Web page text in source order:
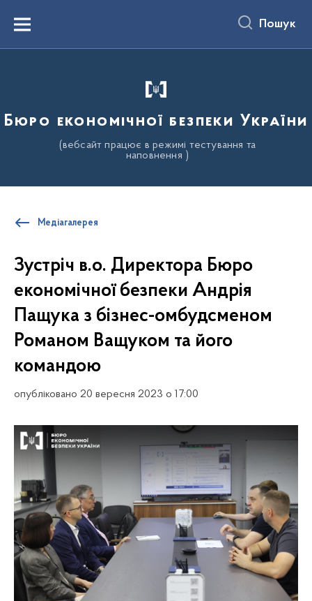
вмістуMenu Пошук
Бюро економічної безпеки України
(вебсайт працює в режимі тестування та
наповнення )
Медіагалерея
Зустріч в.о. Директора Бюро
економічної безпеки Андрія
Пащука з бізнес-омбудсменом
Романом Ващуком та його
командою
опубліковано 20 вересня 2023 о 17:00